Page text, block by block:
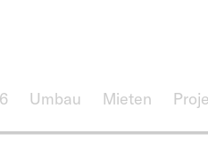
Umbau Mieten
84 Vorarlberger
Frauenpower erleben